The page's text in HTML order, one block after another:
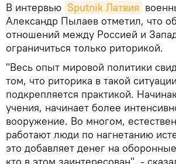
В интервью Sputnik Латвия
Александр Пылаев отметил, что
отношений между Россией и
ограничиться только риторикой.
"Весь опыт мировой политики
том, что риторика в такой
подкрепляется практикой.
учения, начинает более
вооружение. Во многом,
работают люди по нагнетанию
это добавляет денег на